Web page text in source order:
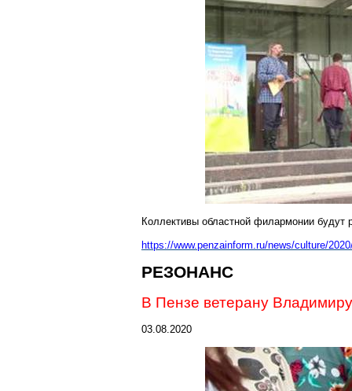
Коллективы областной филармонии будут
https://www.penzainform.ru/news/culture/
РЕЗОНАНС
В Пензе ветерану
03.08.2020